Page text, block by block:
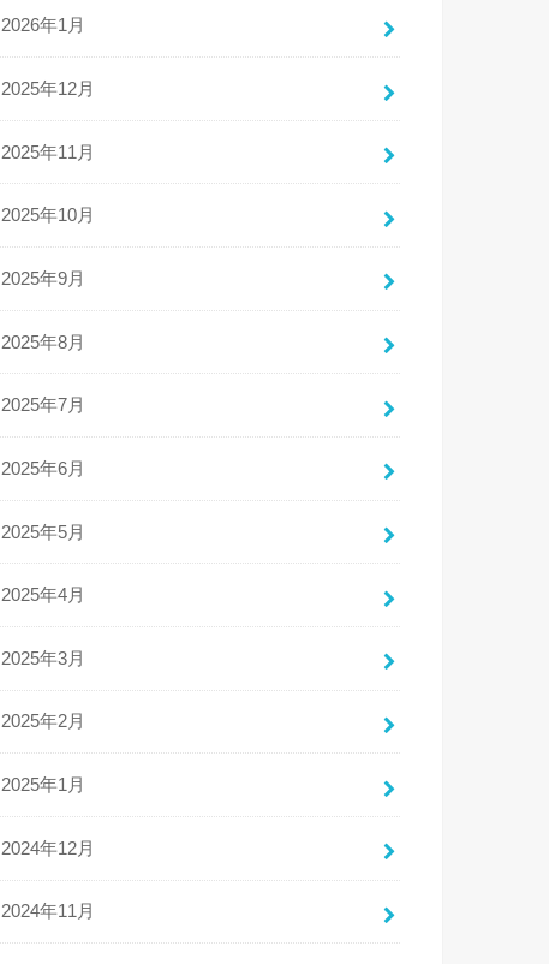
2026年1月
2025年12月
2025年11月
2025年10月
2025年9月
2025年8月
2025年7月
2025年6月
2025年5月
2025年4月
2025年3月
2025年2月
2025年1月
2024年12月
2024年11月